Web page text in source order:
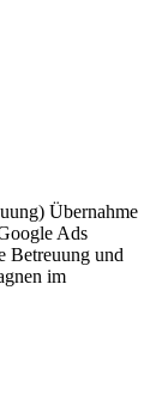
Übernahme
Ads
Betreuung und
im